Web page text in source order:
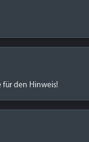
für den Hinweis!